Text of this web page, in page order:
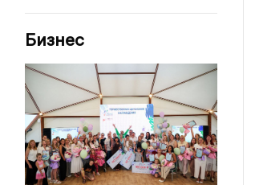
Бизнес